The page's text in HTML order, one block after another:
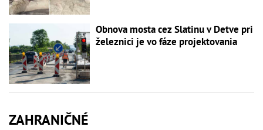
Obnova mosta cez Slatinu v Detve pri
železnici je vo fáze projektovania
ZAHRANIČNÉ